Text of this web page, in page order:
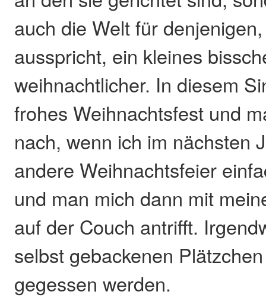
auch die Welt für
ausspricht, ein kleines
weihnachtlicher. In diesem
frohes Weihnachtsfest und
nach, wenn ich im nächsten
andere Weihnachtsfeier
und man mich dann mit
auf der Couch antrifft.
selbst gebackenen
gegessen werden.